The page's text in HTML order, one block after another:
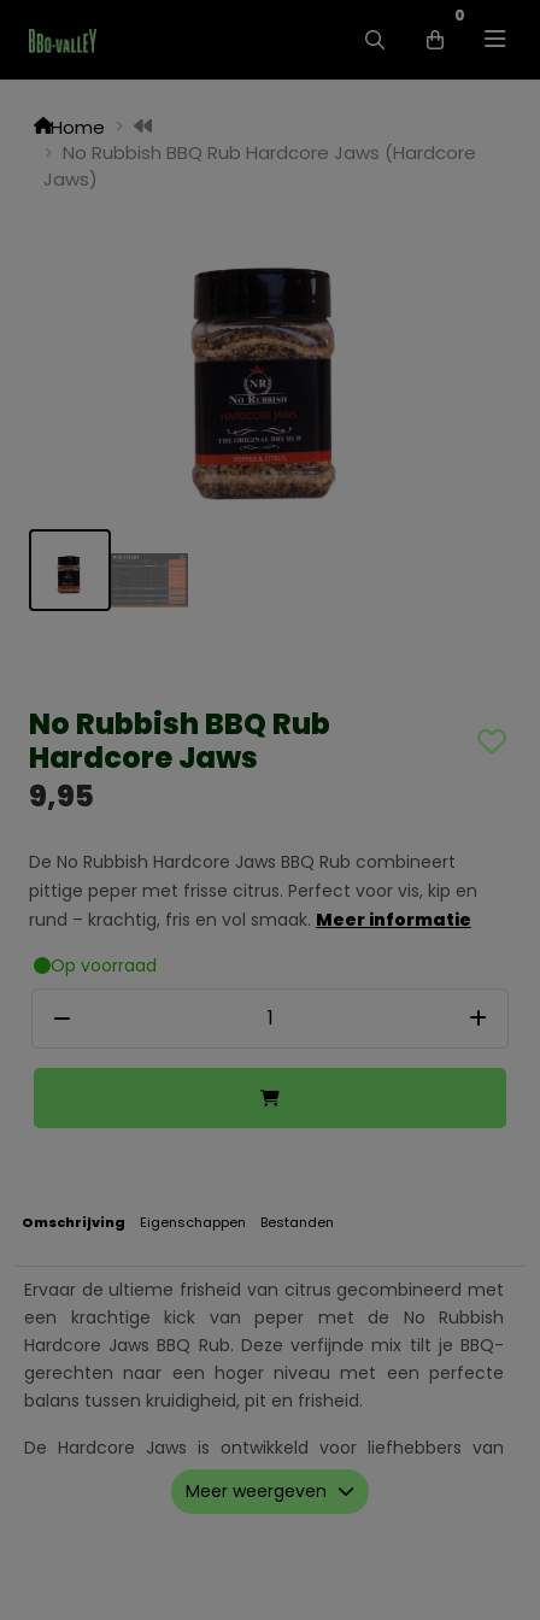
0
Home
No Rubbish BBQ Rub Hardcore Jaws (Hardcore
Jaws)
No Rubbish BBQ Rub
Hardcore Jaws
9,95
De No Rubbish Hardcore Jaws BBQ Rub combineert
pittige peper met frisse citrus. Perfect voor vis, kip en
rund – krachtig, fris en vol smaak. Meer informatie
Op voorraad
Omschrijving Eigenschappen Bestanden
Ervaar de ultieme frisheid van citrus gecombineerd met
een krachtige kick van peper met de No Rubbish
Hardcore Jaws BBQ Rub. Deze verfijnde mix tilt je BBQ-
gerechten naar een hoger niveau met een perfecte
balans tussen kruidigheid, pit en frisheid.
De Hardcore Jaws is ontwikkeld voor liefhebbers van
pure smaken en is ideaal voor vis, schaaldieren, kip en
rundvlees. De rub is opgebouwd uit een smaakvolle
Meer weergeven